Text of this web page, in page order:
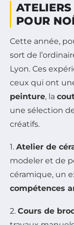
POUR
Cette année,
sort de
Lyon. Ces
ceux qui ont
peinture, la
une sélection
créatifs.
1. Atelier de
modeler et de
céramique, un
compétences
2. Cours de